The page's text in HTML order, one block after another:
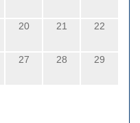
20 21 22
27 28 29